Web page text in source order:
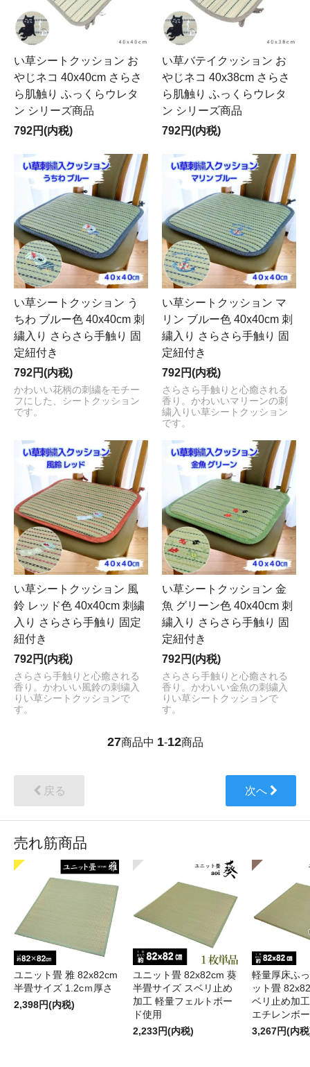
い草シートクッション お
やじネコ 40x40cm さらさ
ら肌触り ふっくらウレタ
ン シリーズ商品
792円(内税)
い草バテイクッション お
やじネコ 40x38cm さらさ
ら肌触り ふっくらウレタ
ン シリーズ商品
792円(内税)
い草シートクッション う
ちわ ブルー色 40x40cm 刺
繍入り さらさら手触り 固
定紐付き
792円(内税)
かわいい花柄の刺繍をモチー
フにした、シートクッション
です。
い草シートクッション マ
リン ブルー色 40x40cm 刺
繍入り さらさら手触り 固
定紐付き
792円(内税)
さらさら手触りと心癒される
香り。かわいいマリーンの刺
繍入りい草シートクッション
です。
い草シートクッション 風
鈴 レッド色 40x40cm 刺繍
入り さらさら手触り 固定
紐付き
792円(内税)
さらさら手触りと心癒される
香り。かわいい風鈴の刺繍入
りい草シートクッションで
す。
い草シートクッション 金
魚 グリーン色 40x40cm 刺
繍入り さらさら手触り 固
定紐付き
792円(内税)
さらさら手触りと心癒される
香り。かわいい金魚の刺繍入
りい草シートクッションで
す。
27商品中 1-12商品
戻る 次へ
売れ筋商品
ユニット畳 雅 82x82cm
半畳サイズ 1.2cｍ厚さ
2,398円(内税)
ユニット畳 82x82cm 葵
半畳サイズ スベリ止め
加工 軽量フェルトボー
ド使用
2,233円(内税)
軽量厚床ふ
ット畳
ベリ止め加
エチレンボ
3,267円(内